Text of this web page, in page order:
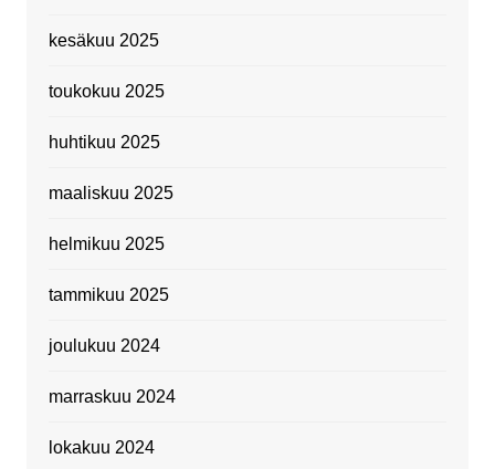
kesäkuu 2025
toukokuu 2025
huhtikuu 2025
maaliskuu 2025
helmikuu 2025
tammikuu 2025
joulukuu 2024
marraskuu 2024
lokakuu 2024